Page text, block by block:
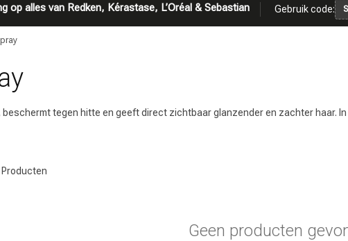
op alles van Redken, Kérastase, L’Oréal & Sebastian Gebruik code:
tegen hitte en geeft direct zichtbaar glanzender en zachter haar.
Producten
Geen producten